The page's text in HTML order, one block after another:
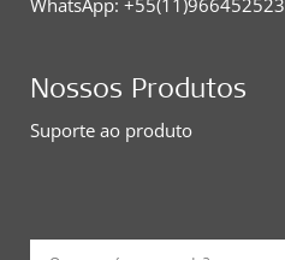
WhatsApp: +55(11)966452523
Nossos Produtos
Suporte ao produto